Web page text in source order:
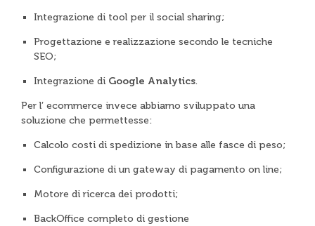
Integrazione di tool per il social sharing;
Progettazione e realizzazione secondo le tecniche
SEO;
Integrazione di Google Analytics.
Per l’ ecommerce invece abbiamo sviluppato una
soluzione che permettesse:
Calcolo costi di spedizione in base alle fasce di peso;
Configurazione di un gateway di pagamento on line;
Motore di ricerca dei prodotti;
BackOffice completo di gestione